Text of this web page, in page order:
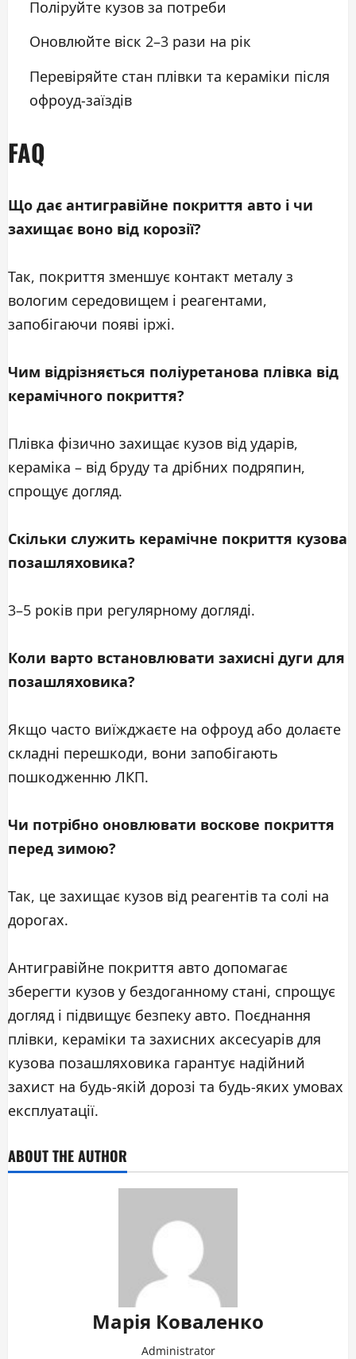
Поліруйте кузов за потреби
Оновлюйте віск 2–3 рази на рік
Перевіряйте стан плівки та кераміки після
офроуд-заїздів
FAQ
Що дає антигравійне покриття авто і чи
захищає воно від корозії?
Так, покриття зменшує контакт металу з
вологим середовищем і реагентами,
запобігаючи появі іржі.
Чим відрізняється поліуретанова плівка від
керамічного покриття?
Плівка фізично захищає кузов від ударів,
кераміка – від бруду та дрібних подряпин,
спрощує догляд.
Скільки служить керамічне покриття кузова
позашляховика?
3–5 років при регулярному догляді.
Коли варто встановлювати захисні дуги для
позашляховика?
Якщо часто виїжджаєте на офроуд або долаєте
складні перешкоди, вони запобігають
пошкодженню ЛКП.
Чи потрібно оновлювати воскове покриття
перед зимою?
Так, це захищає кузов від реагентів та солі на
дорогах.
Антигравійне покриття авто допомагає
зберегти кузов у бездоганному стані, спрощує
догляд і підвищує безпеку авто. Поєднання
плівки, кераміки та захисних аксесуарів для
кузова позашляховика гарантує надійний
захист на будь-якій дорозі та будь-яких умовах
експлуатації.
ABOUT THE AUTHOR
Марія Коваленко
Administrator